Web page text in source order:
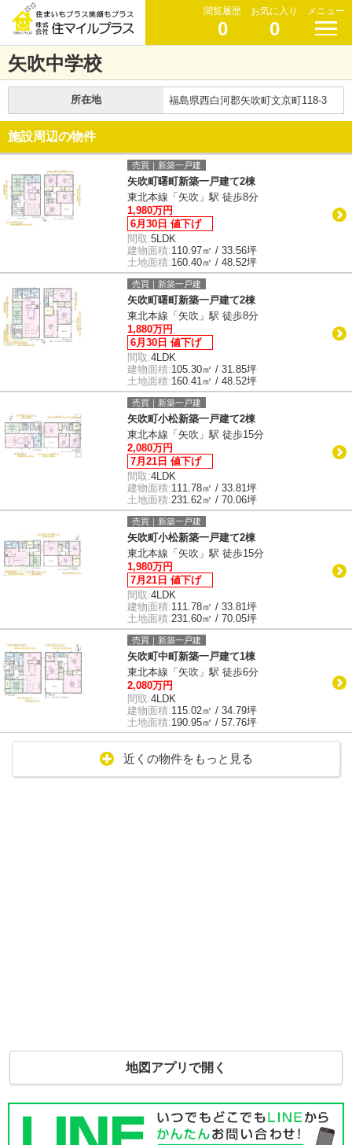
閲覧履歴
0
お気に入り
0
メニュー
矢吹中学校
所在地 福島県西白河郡矢吹町文京町118-3
施設周辺の物件
売買｜新築一戸建
矢吹町曙町新築一戸建て2棟
東北本線「矢吹」駅 徒歩8分
1,980万円
6月30日 値下げ
間取:5LDK
建物面積:110.97㎡ / 33.56坪
土地面積:160.40㎡ / 48.52坪
売買｜新築一戸建
矢吹町曙町新築一戸建て2棟
東北本線「矢吹」駅 徒歩8分
1,880万円
6月30日 値下げ
間取:4LDK
建物面積:105.30㎡ / 31.85坪
土地面積:160.41㎡ / 48.52坪
売買｜新築一戸建
矢吹町小松新築一戸建て2棟
東北本線「矢吹」駅 徒歩15分
2,080万円
7月21日 値下げ
間取:4LDK
建物面積:111.78㎡ / 33.81坪
土地面積:231.62㎡ / 70.06坪
売買｜新築一戸建
矢吹町小松新築一戸建て2棟
東北本線「矢吹」駅 徒歩15分
1,980万円
7月21日 値下げ
間取:4LDK
建物面積:111.78㎡ / 33.81坪
土地面積:231.60㎡ / 70.05坪
売買｜新築一戸建
矢吹町中町新築一戸建て1棟
東北本線「矢吹」駅 徒歩6分
2,080万円
間取:4LDK
建物面積:115.02㎡ / 34.79坪
土地面積:190.95㎡ / 57.76坪
近くの物件をもっと見る
地図アプリで開く